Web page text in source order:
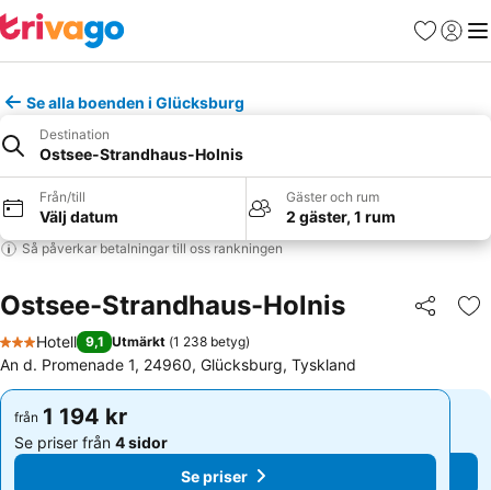
Favoriter
Logga
Se alla boenden i Glücksburg
Destination
Ostsee-Strandhaus-Holnis
Från/till
Välj datum
Gäster och rum
2 gäster, 1 rum
Så påverkar betalningar till oss rankningen
Ostsee-Strandhaus-Holnis Dela
3 Stjärnor
Hotell 9,1 Utmärkt (1 238 betyg)
An d. Promenade 1, 24960, Glücksburg, Tyskland
från 1 194 kr
Se priser från 4 sidor
Se priser
från 1 194 kr
Se priser från 4 sidor
Se priser